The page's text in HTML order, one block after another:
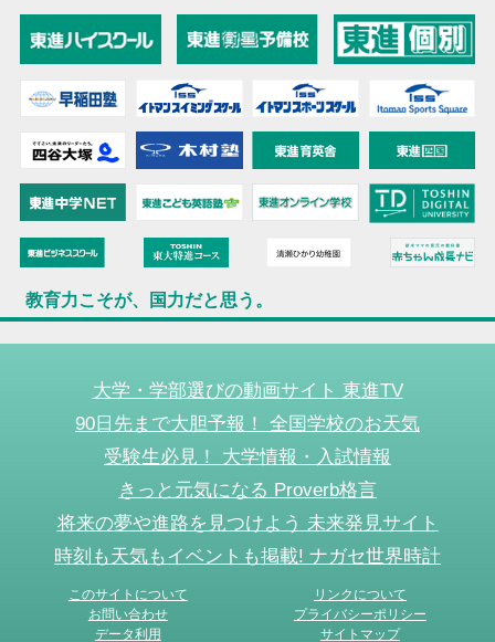
教育力こそが、国力だと思う。
大学・学部選びの動画サイト 東進TV
90日先まで大胆予報！ 全国学校のお天気
受験生必見！ 大学情報・入試情報
きっと元気になる Proverb格言
将来の夢や進路を見つけよう 未来発見サイト
時刻も天気もイベントも掲載! ナガセ世界時計
このサイトについて
リンクについて
お問い合わせ
プライバシーポリシー
データ利用
サイトマップ